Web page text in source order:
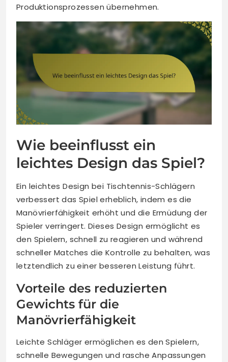
Produktionsprozessen übernehmen.
Wie beeinflusst ein
leichtes Design das Spiel?
Ein leichtes Design bei Tischtennis-Schlägern
verbessert das Spiel erheblich, indem es die
Manövrierfähigkeit erhöht und die Ermüdung der
Spieler verringert. Dieses Design ermöglicht es
den Spielern, schnell zu reagieren und während
schneller Matches die Kontrolle zu behalten, was
letztendlich zu einer besseren Leistung führt.
Vorteile des reduzierten
Gewichts für die
Manövrierfähigkeit
Leichte Schläger ermöglichen es den Spielern,
schnelle Bewegungen und rasche Anpassungen